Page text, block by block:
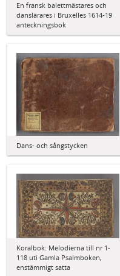
En fransk balettmästares och
danslärares i Bruxelles 1614-19
anteckningsbok
Dans- och sångstycken
Koralbok: Melodierna till nr 1-
118 uti Gamla Psalmboken,
enstämmigt satta